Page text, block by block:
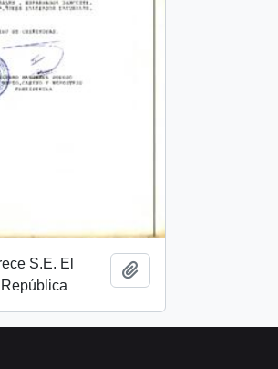
S.E. El
Añadir al portapapeles